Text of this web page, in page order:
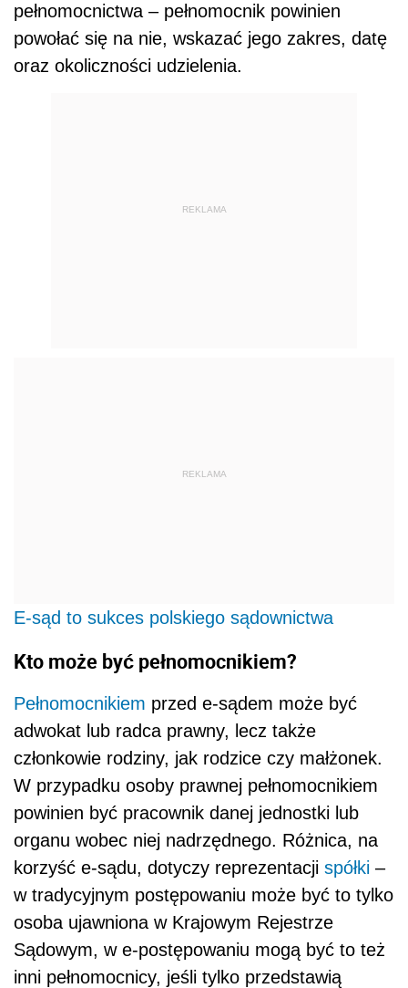
pełnomocnictwa – pełnomocnik powinien
powołać się na nie, wskazać jego zakres, datę
oraz okoliczności udzielenia.
REKLAMA
REKLAMA
E-sąd to sukces polskiego sądownictwa
Kto może być pełnomocnikiem?
Pełnomocnikiem przed e-sądem może być
adwokat lub radca prawny, lecz także
członkowie rodziny, jak rodzice czy małżonek.
W przypadku osoby prawnej pełnomocnikiem
powinien być pracownik danej jednostki lub
organu wobec niej nadrzędnego. Różnica, na
korzyść e-sądu, dotyczy reprezentacji spółki –
w tradycyjnym postępowaniu może być to tylko
osoba ujawniona w Krajowym Rejestrze
Sądowym, w e-postępowaniu mogą być to też
inni pełnomocnicy, jeśli tylko przedstawią